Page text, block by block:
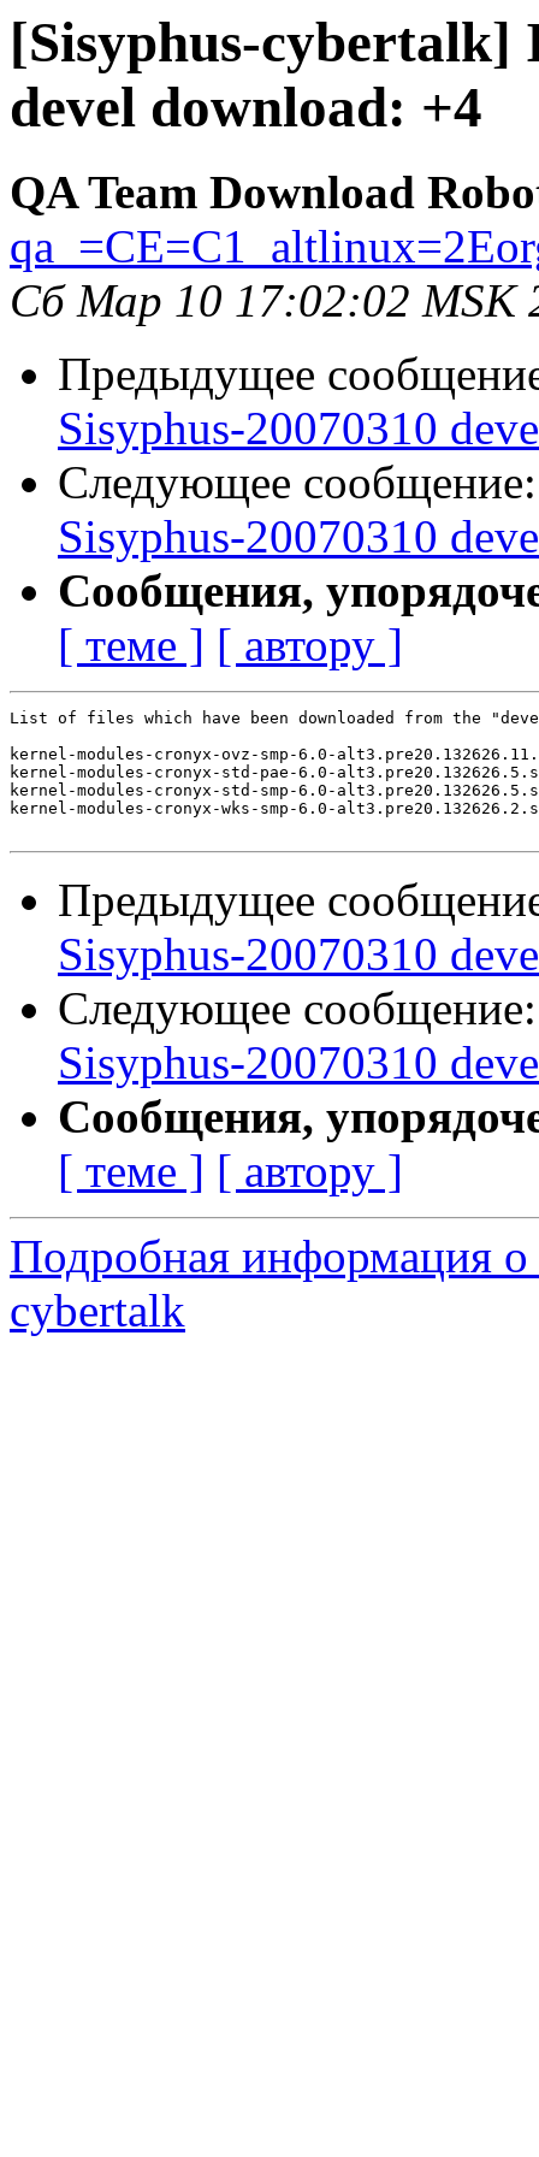
[Sisyphus-cybertalk]
devel download: +4
QA Team Download
Сб Мар 10 17:02:02 MSK
Предыдущее
Sisyphus-20070310
Следующее
Sisyphus-20070310
Сообщения,
[ теме ] [ автору ]
List of files which have been downloaded from the
kernel-modules-cronyx-ovz-smp-6.0-
kernel-modules-cronyx-std-pae-6.0-
kernel-modules-cronyx-std-smp-6.0-
kernel-modules-cronyx-wks-smp-6.0-
Предыдущее
Sisyphus-20070310
Следующее
Sisyphus-20070310
Сообщения,
[ теме ] [ автору ]
Подробная информация о
cybertalk